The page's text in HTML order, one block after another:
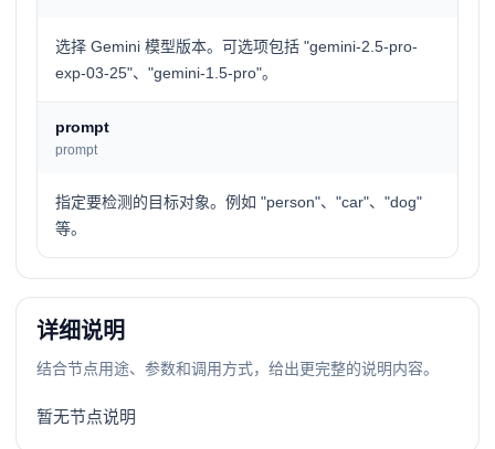
选择 Gemini 模型版本。可选项包括 "gemini-2.5-pro-
exp-03-25"、"gemini-1.5-pro"。
prompt
prompt
指定要检测的目标对象。例如 "person"、"car"、"dog"
等。
详细说明
结合节点用途、参数和调用方式，给出更完整的说明内容。
暂无节点说明